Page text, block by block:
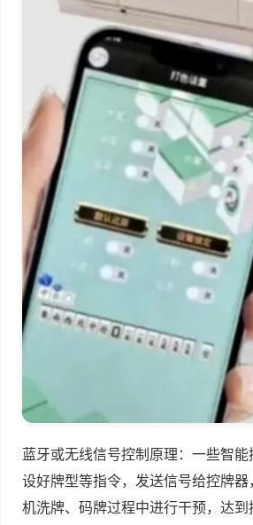
蓝牙或无线信号控制原理：一些智
设好牌型等指令，发送信号给控牌
机洗牌、码牌过程中进行干预，达到